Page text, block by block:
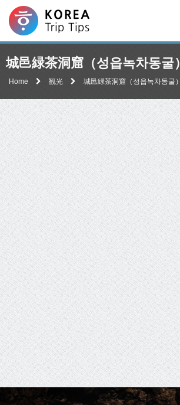
城邑緑茶洞窟（성읍녹차동굴）
Home 観光 城邑緑茶洞窟（성읍녹차동굴）